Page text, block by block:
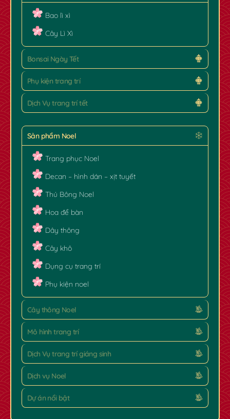
Bao lì xì
Cây Lì Xì
Bonsai Ngày Tết
Phụ kiện trang trí
Dịch Vụ trang trí tết
Sản phẩm Noel
Trang phục Noel
Decan – hình dán – xịt tuyết
Thú Bông Noel
Hoa để bàn
Dây thông
Cây khô
Dụng cụ trang trí
Phụ kiện noel
Cây thông Noel
Mô hình trang trí
Dịch Vụ trang trí giáng sinh
Dịch vụ Noel
Dự án nổi bật